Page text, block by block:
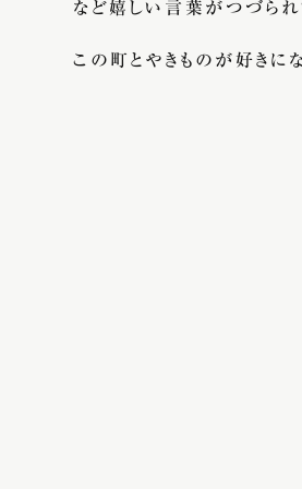
など嬉しい言葉がつづられ
この町とやきものが好きに